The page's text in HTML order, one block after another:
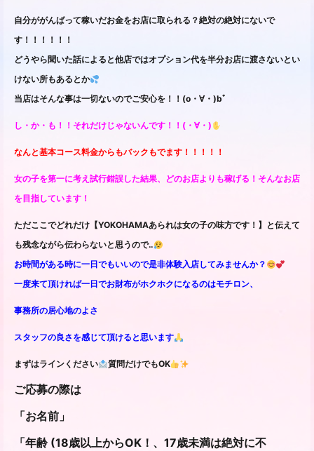
自分ががんばって稼いだお金をお店に取られる？絶対の絶対にないで
す！！！！！！
どうやら聞いた話によると他店ではオプション代を半分お店に渡さないとい
けない所もあるとか
当店はそんな事は一切ないのでご安心を！！(o・∀・)bﾞ
し・か・も！！それだけじゃないんです！！(・∀・)
なんと基本コース料金からもバックもでます！！！！！
女の子を第一に考え試行錯誤した結果、どのお店よりも稼げる！そんなお店
を目指しています！
ただここでどれだけ【YOKOHAMAあられは女の子の味方です！】と伝えて
も残念ながら伝わらないと思うので‥
お時間がある時に一日でもいいので是非体験入店してみませんか？
一度来て頂ければ一日でお財布がホクホクになるのはモチロン、
事務所の居心地のよさ
スタッフの良さを感じて頂けると思います
まずはラインください 質問だけでもOK
ご応募の際は
「お名前」
「年齢 (18歳以上からOK！、17歳未満は絶対に不